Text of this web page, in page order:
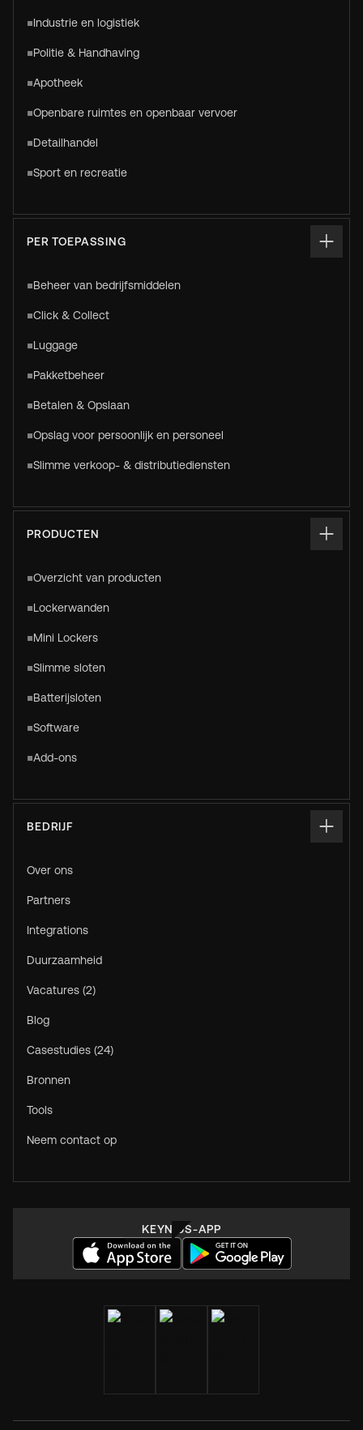
Industrie en logistiek
Politie & Handhaving
Apotheek
Openbare ruimtes en openbaar vervoer
Detailhandel
Sport en recreatie
PER TOEPASSING
Beheer van bedrijfsmiddelen
Click & Collect
Luggage
Pakketbeheer
Betalen & Opslaan
Opslag voor persoonlijk en personeel
Slimme verkoop- & distributiediensten
PRODUCTEN
Overzicht van producten
Lockerwanden
Mini Lockers
Slimme sloten
Batterijsloten
Software
Add-ons
BEDRIJF
Over ons
Partners
Integrations
Duurzaamheid
Vacatures (2)
Blog
Casestudies (24)
Bronnen
Tools
Neem contact op
KEYNIUS-APP